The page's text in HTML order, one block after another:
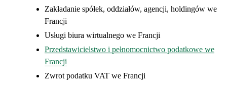
Zakładanie spółek, oddziałów, agencji, holdingów we
Francji
Usługi biura wirtualnego we Francji
Przedstawicielstwo i pełnomocnictwo podatkowe we
Francji
Zwrot podatku VAT we Francji